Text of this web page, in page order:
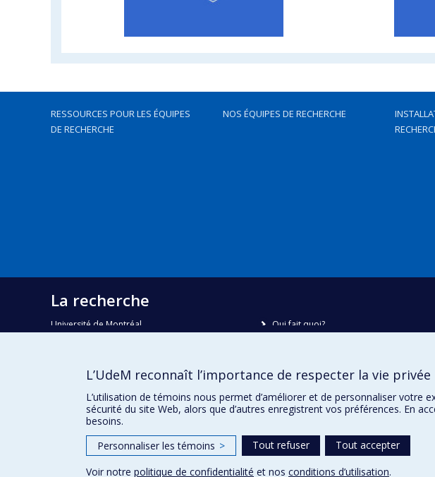
RESSOURCES POUR LES ÉQUIPES
DE RECHERCHE
NOS ÉQUIPES DE RECHERCHE
La recherche
Université de Montréal
Courriel:recherche@umontreal.ca
Qui fait quoi?
Plan du site
Accessibilité
L’UdeM reconnaît l’importance de respecter la vie privée
L’utilisation de témoins nous permet d’améliorer et de personnaliser
sécurité du site Web, alors que d’autres enregistrent vos préférences. En
besoins.
Personnaliser les témoins > Tout refuser
Tout accepter
Voir notre politique de confidentialité et nos conditions d’utilisation.